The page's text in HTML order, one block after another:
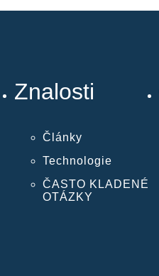
Znalosti
Články
Technologie
ČASTO KLADENÉ
OTÁZKY